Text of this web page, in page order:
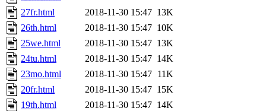
27fr.html
2018-11-30 15:47 13K
26th.html
2018-11-30 15:47 10K
25we.html
2018-11-30 15:47 13K
24tu.html
2018-11-30 15:47 14K
23mo.html
2018-11-30 15:47 11K
20fr.html
2018-11-30 15:47 15K
19th.html
2018-11-30 15:47 14K